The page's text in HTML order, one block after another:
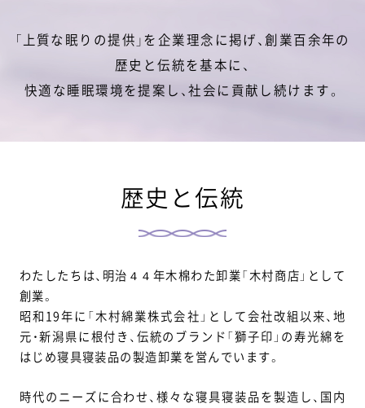
「上質な眠りの提供」を企業理念に掲げ、創業百余年の
歴史と伝統を基本に、
快適な睡眠環境を提案し、社会に貢献し続けます。
歴史と伝統
わたしたちは、明治４４年木棉わた卸業「木村商店」として
創業。
昭和19年に「木村綿業株式会社」として会社改組以来、地
元・新潟県に根付き、伝統のブランド「獅子印」の寿光綿を
はじめ寝具寝装品の製造卸業を営んでいます。
時代のニーズに合わせ、様々な寝具寝装品を製造し、国内